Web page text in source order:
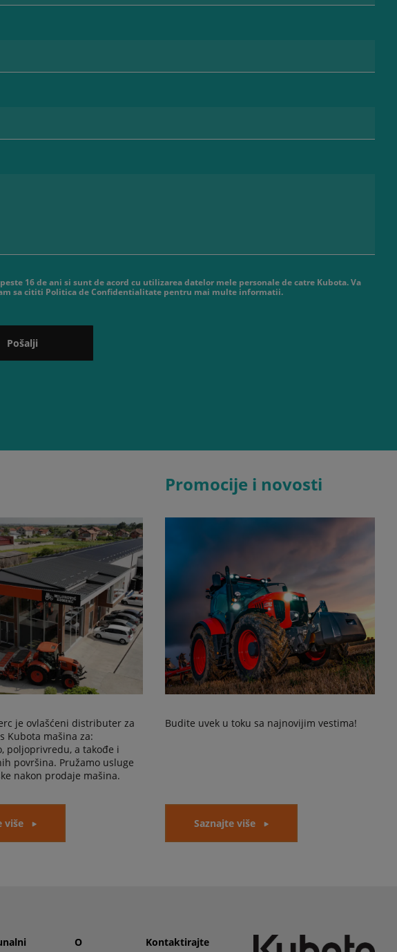
16 de ani si sunt de acord cu utilizarea datelor mele personale de catre Kubota. Va
sa cititi Politica de Confidentialitate pentru mai multe informatii.
Pošalji
je ovlašćeni distributer za
Kubota mašina za:
poljoprivredu, a takođe i
površina. Pružamo usluge
nakon prodaje mašina.
više
Promocije i novosti
Budite uvek u toku sa najnovijim vestima!
Saznajte više
O
Kontaktirajte